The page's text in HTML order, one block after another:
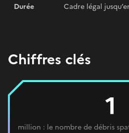
Durée Cadre légal
Chiffres clés
1
million : le nombre de débris